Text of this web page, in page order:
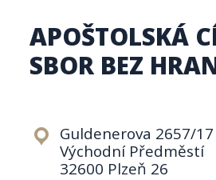
APOŠTOLSKÁ
SBOR BEZ
Guldenerova 2657/17
Východní Předměstí
32600 Plzeň 26